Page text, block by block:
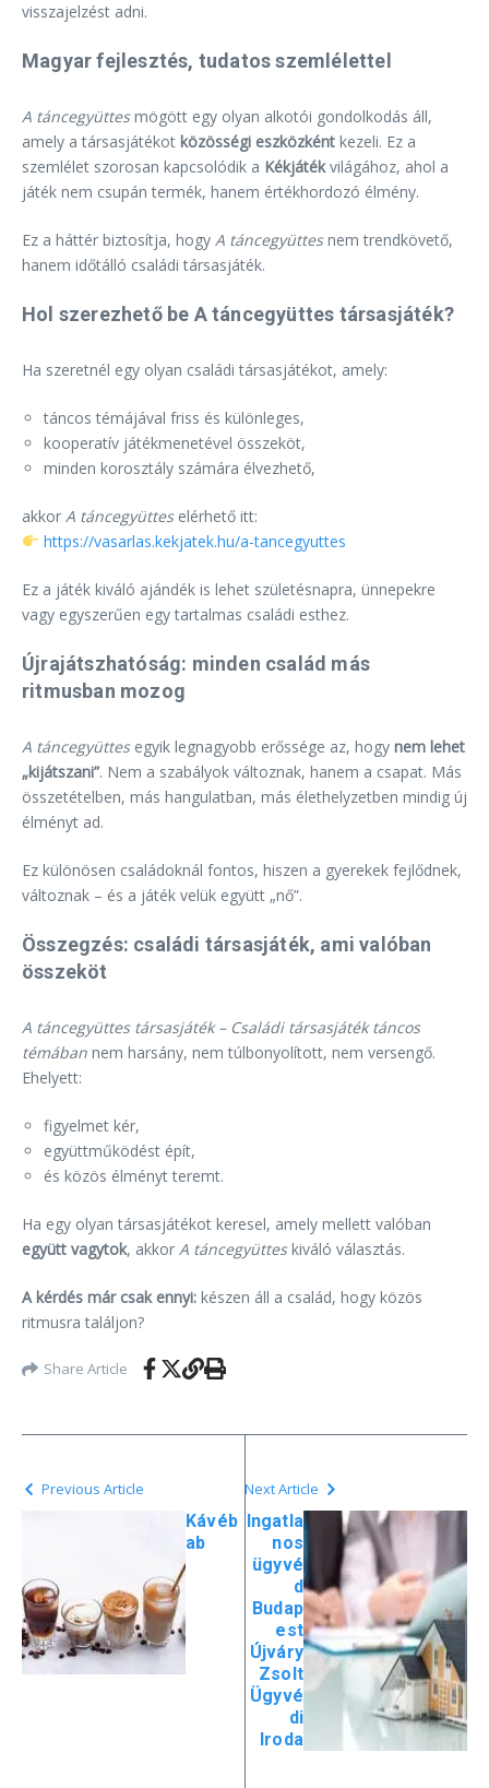
visszajelzést adni.
Magyar fejlesztés, tudatos szemlélettel
A táncegyüttesmögött egy olyan alkotói gondolkodás áll,
amely a társasjátékot közösségi eszközként kezeli. Ez a
szemlélet szorosan kapcsolódik a Kékjátékvilágához, ahol a
játék nem csupán termék, hanem értékhordozó élmény.
Ez a háttér biztosítja, hogy A táncegyüttesnem trendkövető,
hanem időtálló családi társasjáték.
Hol szerezhető be A táncegyüttes társasjáték?
Ha szeretnél egy olyan családi társasjátékot, amely:
táncos témájával friss és különleges,
kooperatív játékmenetével összeköt,
minden korosztály számára élvezhető,
akkor A táncegyütteselérhető itt:
https://vasarlas.kekjatek.hu/a-tancegyuttes
Ez a játék kiváló ajándék is lehet születésnapra, ünnepekre
vagy egyszerűen egy tartalmas családi esthez.
Újrajátszhatóság: minden család más
ritmusban mozog
A táncegyüttesegyik legnagyobb erőssége az, hogy nem lehet
„kijátszani”. Nem a szabályok változnak, hanem a csapat. Más
összetételben, más hangulatban, más élethelyzetben mindig új
élményt ad.
Ez különösen családoknál fontos, hiszen a gyerekek fejlődnek,
változnak – és a játék velük együtt „nő”.
Összegzés: családi társasjáték, ami valóban
összeköt
A táncegyüttes társasjáték – Családi társasjáték táncos
témában nem harsány, nem túlbonyolított, nem versengő.
Ehelyett:
figyelmet kér,
együttműködést épít,
és közös élményt teremt.
Ha egy olyan társasjátékot keresel, amely mellett valóban
együtt vagytok, akkor A táncegyütteskiváló választás.
A kérdés már csak ennyi: készen áll a család, hogy közös
ritmusra találjon?
Share Article
Previous Article
Kávéb
ab
Next Article
Ingatla
nos
ügyvé
d
Budap
est
Újváry
Zsolt
Ügyvé
di
Iroda